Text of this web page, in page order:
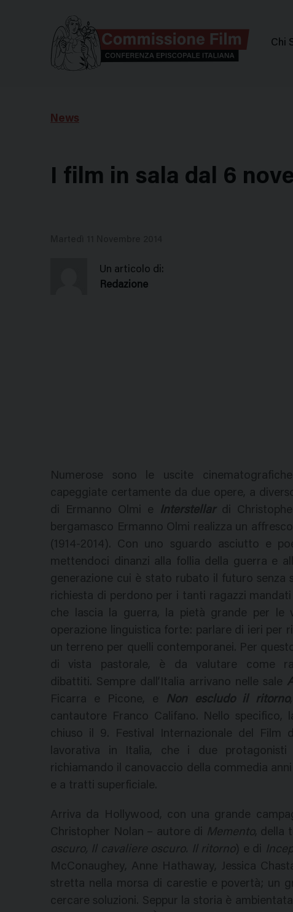
Chi
News
I film in sala dal 6
Un articolo di:
Redazione
Numerose sono le uscite
capeggiate certamente da due opere, a
di Ermanno Olmi e Interstellar di
bergamasco Ermanno Olmi realizza un
(1914-2014). Con uno sguardo asciutto e
mettendoci dinanzi alla follia della guerra e
generazione cui è stato rubato il futuro
richiesta di perdono per i tanti ragazzi
che lascia la guerra, la pietà grande per
operazione linguistica forte: parlare di ieri per
un terreno per quelli contemporanei. Per
di vista pastorale, è da valutare come
dibattiti. Sempre dall’Italia arrivano nelle sale
Ficarra e Picone, e
Non escludo il ritorno
cantautore Franco Califano. Nello specifico,
chiuso il 9. Festival Internazionale del Film
lavorativa in Italia, che i due
richiamando il canovaccio della commedia
e a tratti superficiale.
Arriva da Hollywood, con una grande
Christopher Nolan – autore di Memento, della
oscuro, Il cavaliere oscuro. Il ritorno) e di
McConaughey, Anne Hathaway, Jessica
stretta nella morsa di carestie e povertà; un
cercare soluzioni. Seppur la storia è